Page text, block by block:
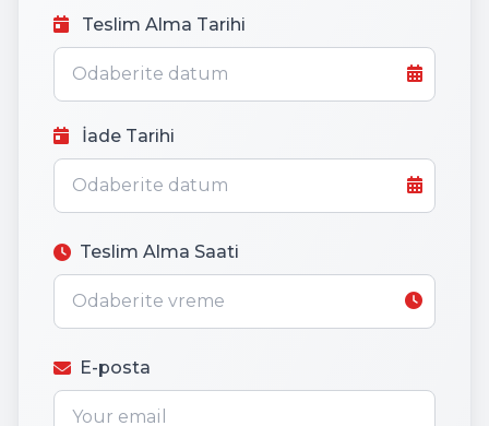
Teslim Alma Tarihi
İade Tarihi
Teslim Alma Saati
E-posta